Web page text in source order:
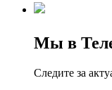
Мы в
Следите за